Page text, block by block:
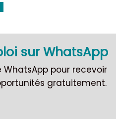
sur WhatsApp
pour recevoir
gratuitement.